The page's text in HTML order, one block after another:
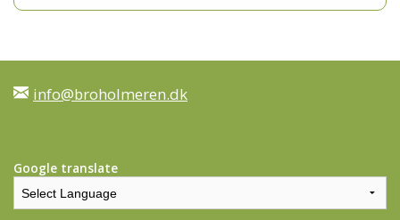
info@broholmeren.dk
Google translate